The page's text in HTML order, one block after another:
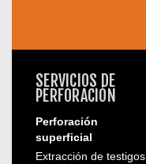
SERVICIOS DE
PERFORACIÓN
Perforación
superficial
Extracción de testigos